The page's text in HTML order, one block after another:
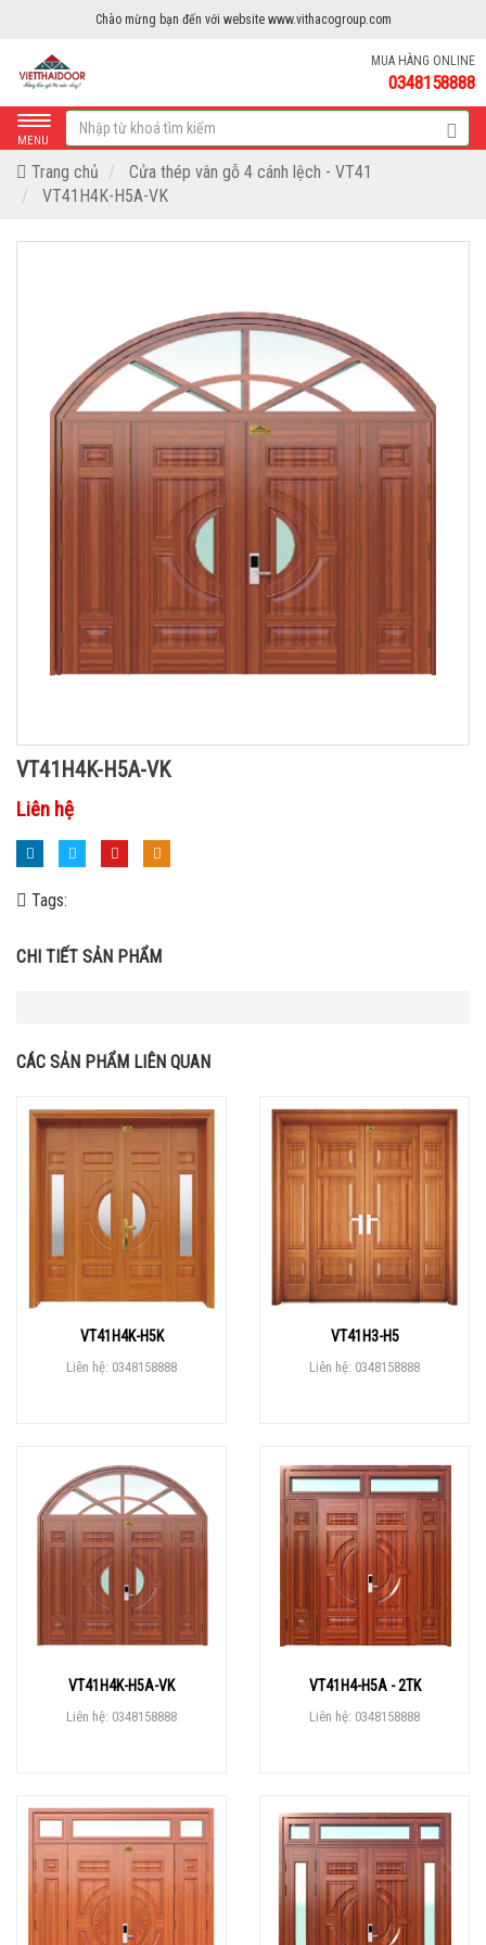
Chào mừng bạn đến với website www.vithacogroup.com
MUA HÀNG ONLINE
0348158888
MENU
Trang chủ
Cửa thép vân gỗ 4 cánh lệch - VT41
VT41H4K-H5A-VK
VT41H4K-H5A-VK
Liên hệ
Tags:
CHI TIẾT SẢN PHẨM
CÁC SẢN PHẨM LIÊN QUAN
VT41H4K-H5K
Liên hệ: 0348158888
VT41H3-H5
Liên hệ: 0348158888
VT41H4K-H5A-VK
Liên hệ: 0348158888
VT41H4-H5A - 2TK
Liên hệ: 0348158888